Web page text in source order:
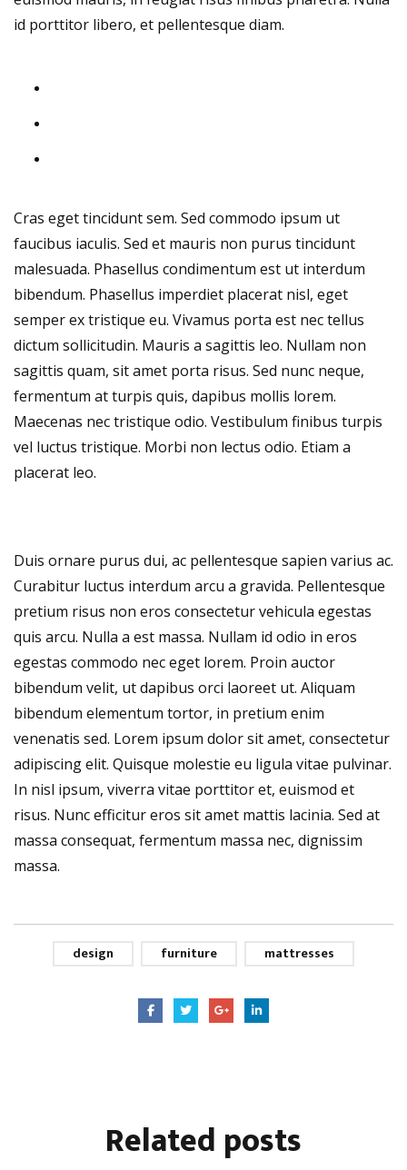
id porttitor libero, et pellentesque diam.
Cras eget tincidunt sem. Sed commodo ipsum ut
faucibus iaculis. Sed et mauris non purus tincidunt
malesuada. Phasellus condimentum est ut interdum
bibendum. Phasellus imperdiet placerat nisl, eget
semper ex tristique eu. Vivamus porta est nec tellus
dictum sollicitudin. Mauris a sagittis leo. Nullam non
sagittis quam, sit amet porta risus. Sed nunc neque,
fermentum at turpis quis, dapibus mollis lorem.
Maecenas nec tristique odio. Vestibulum finibus turpis
vel luctus tristique. Morbi non lectus odio. Etiam a
placerat leo.
Duis ornare purus dui, ac pellentesque sapien varius ac.
Curabitur luctus interdum arcu a gravida. Pellentesque
pretium risus non eros consectetur vehicula egestas
quis arcu. Nulla a est massa. Nullam id odio in eros
egestas commodo nec eget lorem. Proin auctor
bibendum velit, ut dapibus orci laoreet ut. Aliquam
bibendum elementum tortor, in pretium enim
venenatis sed. Lorem ipsum dolor sit amet, consectetur
adipiscing elit. Quisque molestie eu ligula vitae pulvinar.
In nisl ipsum, viverra vitae porttitor et, euismod et
risus. Nunc efficitur eros sit amet mattis lacinia. Sed at
massa consequat, fermentum massa nec, dignissim
massa.
design furniture mattresses
Related posts